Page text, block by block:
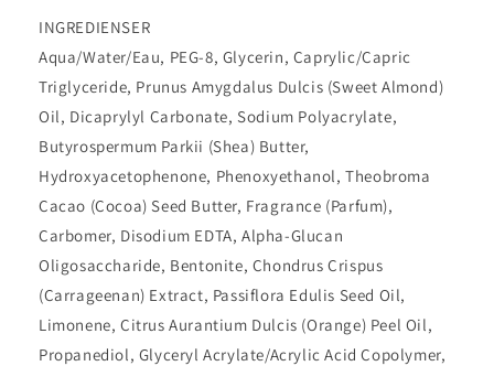
INGREDIENSER
Aqua/Water/Eau, PEG-8, Glycerin, Caprylic/Capric
Triglyceride, Prunus Amygdalus Dulcis (Sweet Almond)
Oil, Dicaprylyl Carbonate, Sodium Polyacrylate,
Butyrospermum Parkii (Shea) Butter,
Hydroxyacetophenone, Phenoxyethanol, Theobroma
Cacao (Cocoa) Seed Butter, Fragrance (Parfum),
Carbomer, Disodium EDTA, Alpha-Glucan
Oligosaccharide, Bentonite, Chondrus Crispus
(Carrageenan) Extract, Passiflora Edulis Seed Oil,
Limonene, Citrus Aurantium Dulcis (Orange) Peel Oil,
Propanediol, Glyceryl Acrylate/Acrylic Acid Copolymer,